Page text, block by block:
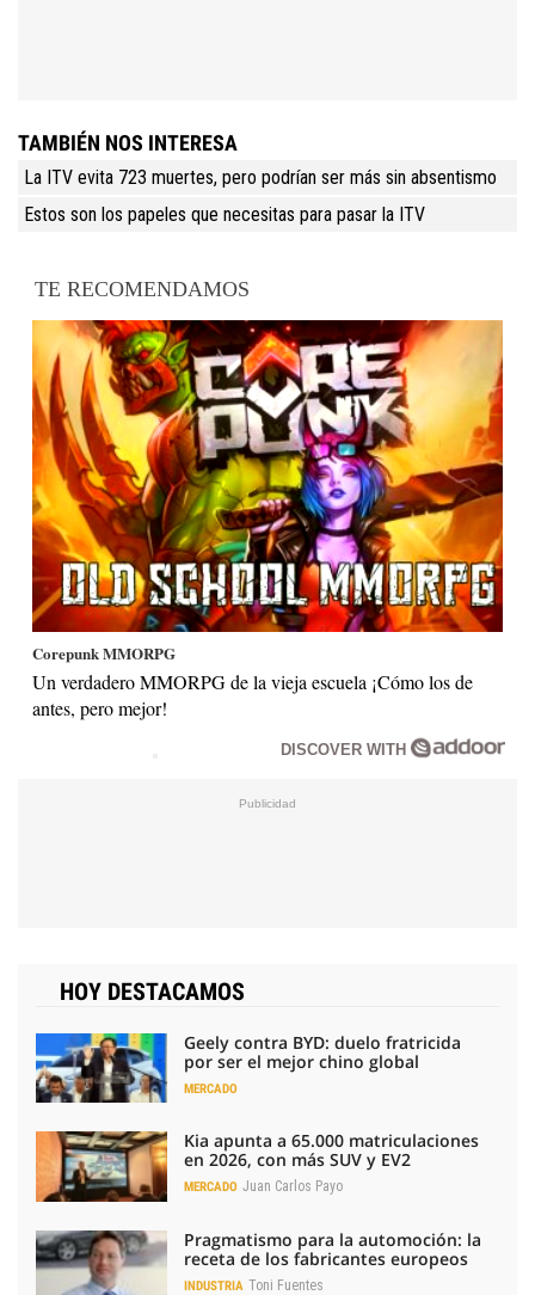
TAMBIÉN NOS INTERESA
La ITV evita 723 muertes, pero podrían ser más sin absentismo
Estos son los papeles que necesitas para pasar la ITV
TE RECOMENDAMOS
Corepunk MMORPG
Un verdadero MMORPG de la vieja escuela ¡Cómo los de
antes, pero mejor!
DISCOVER WITH
HOY DESTACAMOS
Geely contra BYD: duelo fratricida
por ser el mejor chino global
MERCADO
Kia apunta a 65.000 matriculaciones
en 2026, con más SUV y EV2
MERCADO Juan Carlos Payo
Pragmatismo para la automoción: la
receta de los fabricantes europeos
INDUSTRIA Toni Fuentes